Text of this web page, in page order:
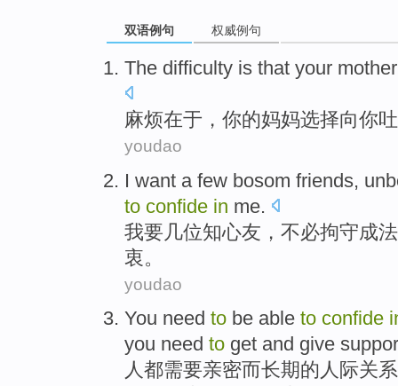
双语例句 权威例句
The difficulty is that your mother
麻烦在于， 你的妈妈选择向你
youdao
I want a few bosom friends,
to confide in me.
我要 几位知心友 ，不必拘守成
衷。
youdao
You need to be able to confide
you need to get and give
人都需要亲密而长期的人际关